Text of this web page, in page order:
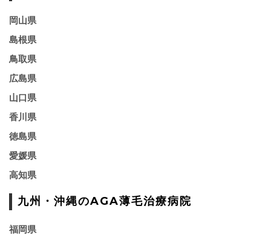
岡山県
島根県
鳥取県
広島県
山口県
香川県
徳島県
愛媛県
高知県
九州・沖縄のAGA薄毛治療病院
福岡県